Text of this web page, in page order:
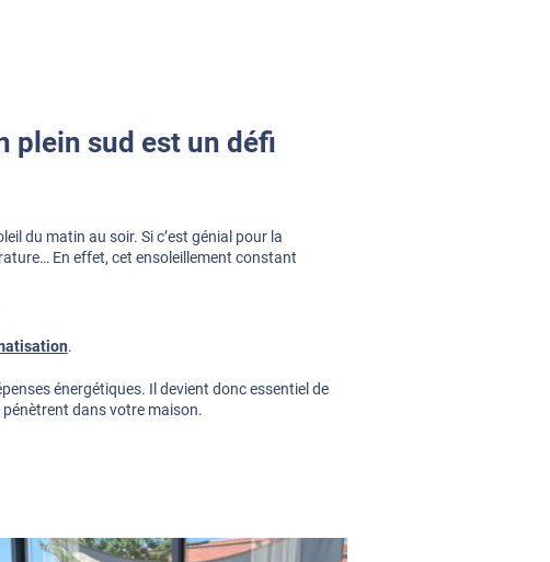
plein sud est un défi
du matin au soir. Si c’est génial pour la
En effet, cet ensoleillement constant
.
énergétiques. Il devient donc essentiel de
dans votre maison.